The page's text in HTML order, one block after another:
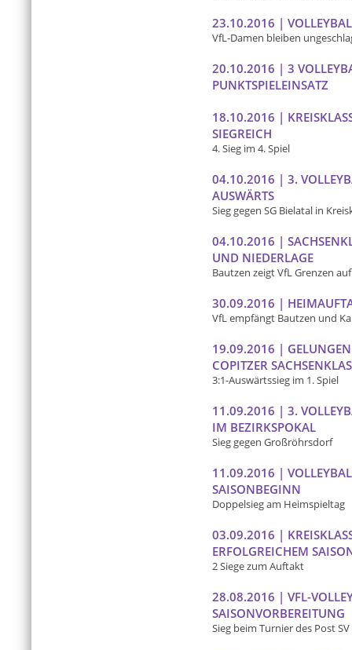
23.10.2016 |
VfL-Damen bleiben
20.10.2016 | 3
PUNKTSPIELEINSATZ
18.10.2016 |
SIEGREICH
4. Sieg im 4. Spiel
04.10.2016 | 3.
AUSWÄRTS
Sieg gegen SG Bielatal in
04.10.2016 |
UND NIEDERLAGE
Bautzen zeigt VfL Grenzen auf
30.09.2016 |
VfL empfängt Bautzen und
19.09.2016 |
COPITZER
3:1-Auswärtssieg im 1. Spiel
11.09.2016 | 3.
IM BEZIRKSPOKAL
Sieg gegen Großröhrsdorf
11.09.2016 |
SAISONBEGINN
Doppelsieg am Heimspieltag
03.09.2016 |
ERFOLGREICHEM
2 Siege zum Auftakt
28.08.2016 | VFL-
SAISONVORBEREITUNG
Sieg beim Turnier des Post